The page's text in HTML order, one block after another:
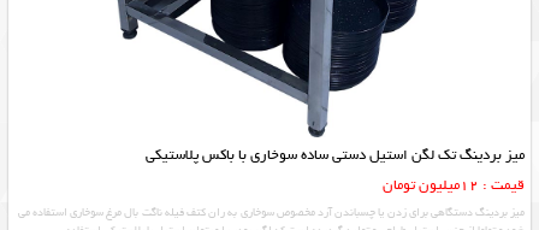
میز بردینگ تک لگن استیل دستی ساده سوخاری با باکس پلاستیکی
قیمت : 12میلیون تومان
میز بردینگ دستگاهی برای زدن یا چسباندن آرد مخصوص سوخاری به ران کتف فیله ناگت بال مرغ سوخاری استفاده می